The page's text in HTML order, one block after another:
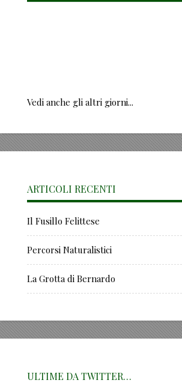
Vedi anche gli altri giorni...
ARTICOLI RECENTI
Il Fusillo Felittese
Percorsi Naturalistici
La Grotta di Bernardo
ULTIME DA TWITTER…